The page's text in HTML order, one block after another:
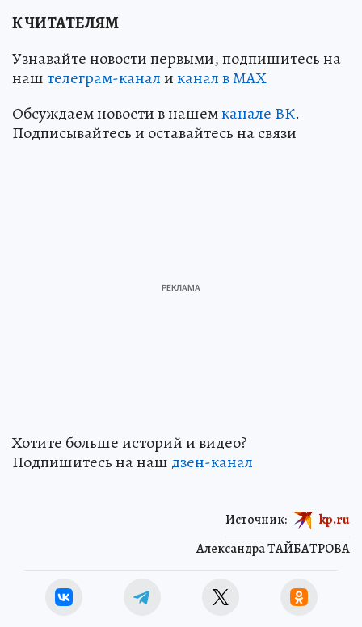
К ЧИТАТЕЛЯМ
Узнавайте новости первыми, подпишитесь на
наштелеграм-каналиканал в МАХ
Обсуждаем новости в нашемканале ВК.
Подписывайтесь и оставайтесь на связи
Хотите больше историй и видео?
Подпишитесь на наш дзен-канал
Александра ТАЙБАТРОВА
Источник: kp.ru